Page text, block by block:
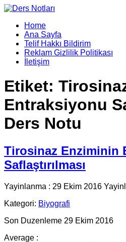
Home
Ana Sayfa
Telif Hakkı Bildirim
Reklam Gizlilik Politikası
İletişim
Etiket:
Entraksiyonu
Ders Notu
Tirosinaz Enziminin
Saflaştırılması
Yayinlanma : 29 Ekim 2016
Kategori: Biyografi
Son Duzenleme 29 Ekim 2016
Average :